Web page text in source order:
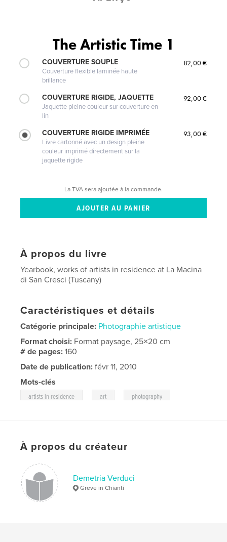
The Artistic Time 1
COUVERTURE SOUPLE
Couverture flexible laminée haute
brillance
82,00 €
COUVERTURE RIGIDE, JAQUETTE
Jaquette pleine couleur sur couverture en
lin
92,00 €
COUVERTURE RIGIDE IMPRIMÉE
Livre cartonné avec un design pleine
couleur imprimé directement sur la
jaquette rigide
93,00 €
La TVA sera ajoutée à la commande.
À propos du livre
Yearbook, works of artists in residence at La Macina
di San Cresci (Tuscany)
Caractéristiques et détails
Catégorie principale: Photographie artistique
Format choisi: Format paysage, 25×20 cm
# de pages:160
Date de publication: févr 11, 2010
Mots-clés
artists in residence art photography
À propos du créateur
Demetria Verduci
Greve in Chianti